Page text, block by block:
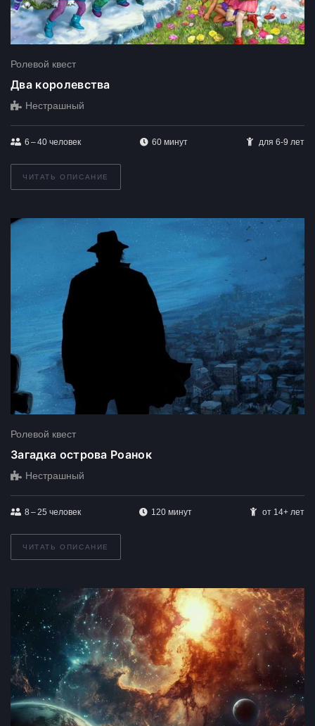
Ролевой квест
Два королевства
Нестрашный
6 – 40 человек 60 минут для 6-9 лет
ЧИТАТЬ ОПИСАНИЕ
Ролевой квест
Загадка острова Роанок
Нестрашный
8 – 25 человек 120 минут от 14+ лет
ЧИТАТЬ ОПИСАНИЕ